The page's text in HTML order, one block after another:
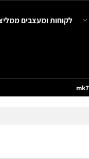
לקוחות ומעצבים ממליצים